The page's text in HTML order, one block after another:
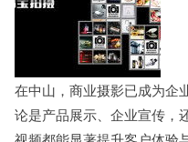
在中山，商业摄影已成为企
论是产品展示、企业宣传，